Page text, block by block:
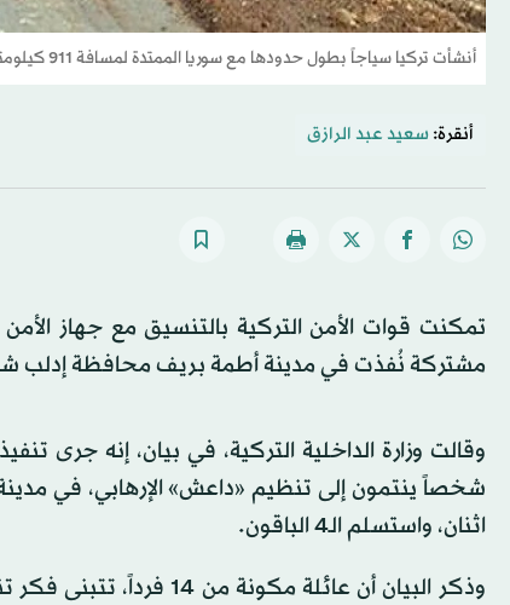
أنشأت تركيا سياجاً بطول حدودها مع سوريا الممتدة لمسافة 911 كيلومتراً لمنع تسلل العناصر الإرهابية والمهاجرين غير النظاميين (وزارة الدفاع التركية)
أنقرة: سعيد عبد الرازق
تمكنت قوات الأمن التركية بالتنسيق مع جهاز
مشتركة نُفذت في مدينة أطمة بريف محافظة إدلب
وقالت وزارة الداخلية التركية، في بيان، إنه جرى تنفيذ
اثنان، واستسلم الـ4 الباقون.
وذكر البيان أن عائلة